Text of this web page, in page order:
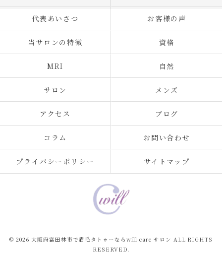
代表あいさつ お客様の声
当サロンの特徴 資格
MRI 自然
サロン メンズ
アクセス ブログ
コラム お問い合わせ
プライバシーポリシー サイトマップ
© 2026 大阪府富田林市で眉毛タトゥーならwill care サロン ALL RIGHTS
RESERVED.